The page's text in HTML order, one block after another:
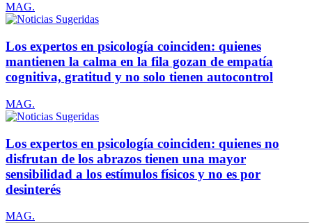
MAG.
Los expertos en psicología coinciden: quienes
mantienen la calma en la fila gozan de empatía
cognitiva, gratitud y no solo tienen autocontrol
MAG.
Los expertos en psicología coinciden: quienes no
disfrutan de los abrazos tienen una mayor
sensibilidad a los estímulos físicos y no es por
desinterés
MAG.